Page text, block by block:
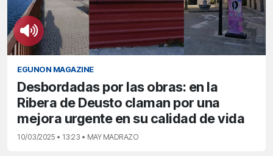
EGUNON MAGAZINE
Desbordadas por las obras: en la
Ribera de Deusto claman por una
mejora urgente en su calidad de vida
10/03/2025 • 13:23 • MAY MADRAZO